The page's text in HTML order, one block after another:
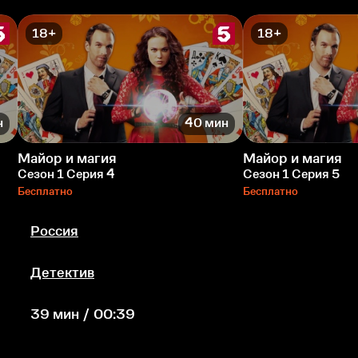
18+
40 мин
Майор и магия
Сезон 1 Серия 4
Бесплатно
18+
Майор и магия
Сезон 1 Серия 5
Бесплатно
Россия
Детектив
39 мин / 00:39